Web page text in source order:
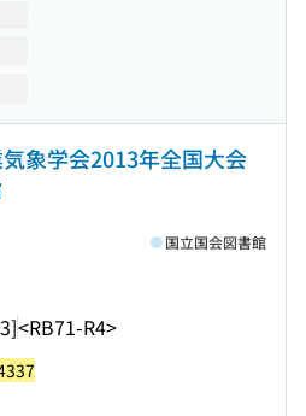
象学会2013年全国大会
<RB71-R4>
国立国会図書館